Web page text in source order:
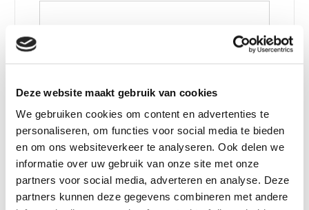
Deze website maakt gebruik van cookies
We gebruiken cookies om content en advertenties te
personaliseren, om functies voor social media te bieden
en om ons websiteverkeer te analyseren. Ook delen we
informatie over uw gebruik van onze site met onze
partners voor social media, adverteren en analyse. Deze
partners kunnen deze gegevens combineren met andere
LTO Nederland
Mensen
Bestuur en Directie
Medewerkers
Vakgroepbestuurders
Jaarverslag 2023
Vacatures
Contact
CAPTCHA